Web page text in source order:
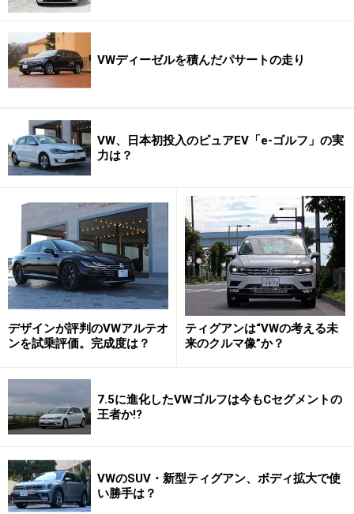
VWディーゼルを積んだパサートの走り
VW、日本初投入のピュアEV「e-ゴルフ」の実
力は？
デザインが評判のVWアルテオ
ンを試乗評価。完成度は？
ティグアンは“VWの考える未
来のクルマ像”か？
7.5に進化したVWゴルフは今もCセグメントの
王者か!?
VWのSUV・新型ティグアン、ボディ拡大で使
い勝手は？